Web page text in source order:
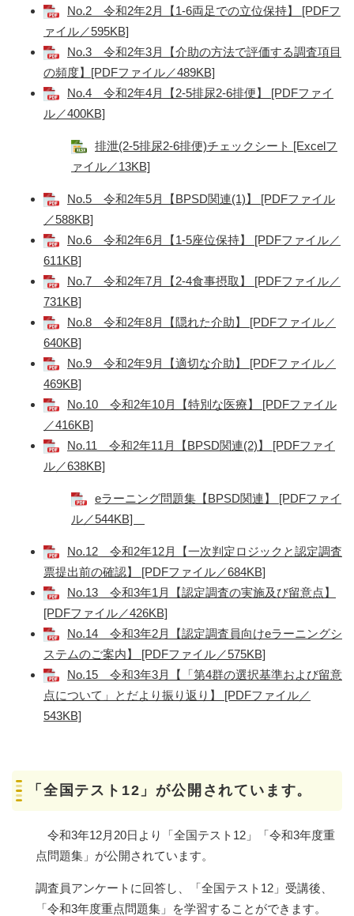
No.2 令和2年2月【1-6両足での立位保持】 [PDFフ
ァイル／595KB]
No.3 令和2年3月【介助の方法で評価する調査項目
の頻度】[PDFファイル／489KB]
No.4 令和2年4月【2-5排尿2-6排便】 [PDFファイ
ル／400KB]
排泄(2-5排尿2-6排便)チェックシート [Excelフ
ァイル／13KB]
No.5 令和2年5月【BPSD関連(1)】 [PDFファイル
／588KB]
No.6 令和2年6月【1-5座位保持】 [PDFファイル／
611KB]
No.7 令和2年7月【2-4食事摂取】 [PDFファイル／
731KB]
No.8 令和2年8月【隠れた介助】 [PDFファイル／
640KB]
No.9 令和2年9月【適切な介助】 [PDFファイル／
469KB]
No.10 令和2年10月【特別な医療】 [PDFファイル
／416KB]
No.11 令和2年11月【BPSD関連(2)】 [PDFファイ
ル／638KB]
eラーニング問題集【BPSD関連】 [PDFファイ
ル／544KB]
No.12 令和2年12月【一次判定ロジックと認定調査
票提出前の確認】 [PDFファイル／684KB]
No.13 令和3年1月【認定調査の実施及び留意点】
[PDFファイル／426KB]
No.14 令和3年2月【認定調査員向けeラーニングシ
ステムのご案内】 [PDFファイル／575KB]
No.15 令和3年3月【「第4群の選択基準および留意
点について」とだより振り返り】 [PDFファイル／
543KB]
「全国テスト12」が公開されています。
令和3年12月20日より「全国テスト12」「令和3年度重
点問題集」が公開されています。
調査員アンケートに回答し、「全国テスト12」受講後、
「令和3年度重点問題集」を学習することができます。